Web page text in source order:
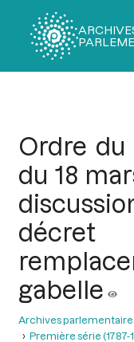
Ordre du
du 18
gabelle
Archives
Première série (1787-